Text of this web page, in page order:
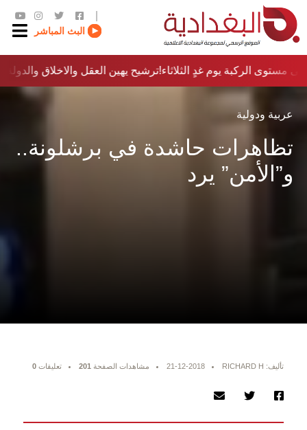
البث المباشر
ترشيح يهين العقل والاخلاق والدولة…؟!مستوى الركبة يوم غدٍ الثلاثاء
عربية ودولية
تظاهرات حاشدة في برشلونة..
و”الأمن” يرد
تأليف: RICHARD H 21-12-2018 مشاهدات الصفحة 201 تعليقات 0